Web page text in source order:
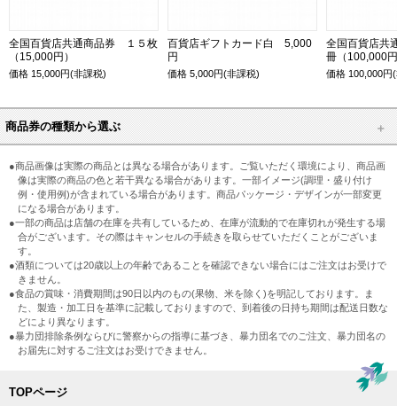
全国百貨店共通商品券 １５枚
（15,000円）
価格 15,000円(非課税)
百貨店ギフトカード白 5,000
円
価格5,000円(非課税)
全国百貨店共
冊（100,000
価格 100,000円
商品券の種類から選ぶ
●商品画像は実際の商品とは異なる場合があります。ご覧いただく環境により、商品画
像は実際の商品の色と若干異なる場合があります。一部イメージ(調理・盛り付け
例・使用例)が含まれている場合があります。商品パッケージ・デザインが一部変更
になる場合があります。
●一部の商品は店舗の在庫を共有しているため、在庫が流動的で在庫切れが発生する場
合がございます。その際はキャンセルの手続きを取らせていただくことがございま
す。
●酒類については20歳以上の年齢であることを確認できない場合にはご注文はお受けで
きません。
●食品の賞味・消費期間は90日以内のもの(果物、米を除く)を明記しております。ま
た、製造・加工日を基準に記載しておりますので、到着後の日持ち期間は配送日数な
どにより異なります。
●暴力団排除条例ならびに警察からの指導に基づき、暴力団名でのご注文、暴力団名の
お届先に対するご注文はお受けできません。
TOPページ